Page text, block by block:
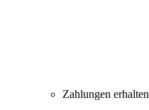
Zahlungen erhalten